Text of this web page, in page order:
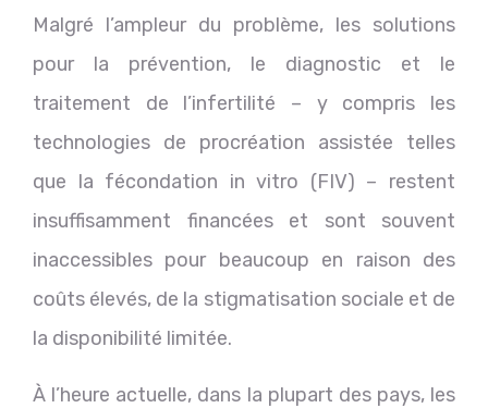
Malgré l’ampleur du problème, les solutions
pour la prévention, le diagnostic et le
traitement de l’infertilité – y compris les
technologies de procréation assistée telles
que la fécondation in vitro (FIV) – restent
insuffisamment financées et sont souvent
inaccessibles pour beaucoup en raison des
coûts élevés, de la stigmatisation sociale et de
la disponibilité limitée.
À l’heure actuelle, dans la plupart des pays, les